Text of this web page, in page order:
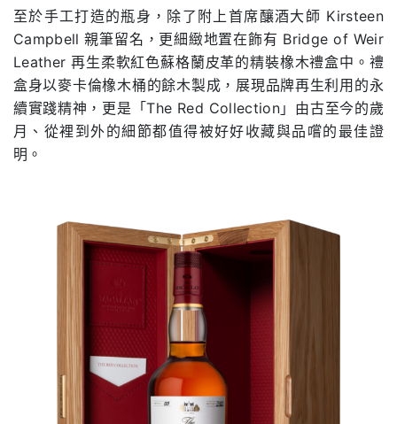
至於手工打造的瓶身，除了附上首席釀酒大師 Kirsteen
Campbell 親筆留名，更細緻地置在飾有 Bridge of Weir
Leather 再生柔軟紅色蘇格蘭皮革的精裝橡木禮盒中。禮
盒身以麥卡倫橡木桶的餘木製成，展現品牌再生利用的永
續實踐精神，更是「The Red Collection」由古至今的歲
月、從裡到外的細節都值得被好好收藏與品嚐的最佳證
明。